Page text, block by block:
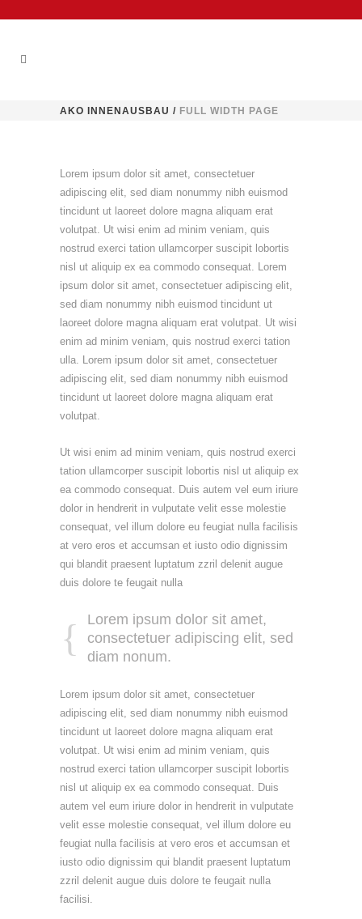
AKO INNENAUSBAU / FULL WIDTH PAGE
Lorem ipsum dolor sit amet, consectetuer
adipiscing elit, sed diam nonummy nibh euismod
tincidunt ut laoreet dolore magna aliquam erat
volutpat. Ut wisi enim ad minim veniam, quis
nostrud exerci tation ullamcorper suscipit lobortis
nisl ut aliquip ex ea commodo consequat. Lorem
ipsum dolor sit amet, consectetuer adipiscing elit,
sed diam nonummy nibh euismod tincidunt ut
laoreet dolore magna aliquam erat volutpat. Ut wisi
enim ad minim veniam, quis nostrud exerci tation
ulla. Lorem ipsum dolor sit amet, consectetuer
adipiscing elit, sed diam nonummy nibh euismod
tincidunt ut laoreet dolore magna aliquam erat
volutpat.
Ut wisi enim ad minim veniam, quis nostrud exerci
tation ullamcorper suscipit lobortis nisl ut aliquip ex
ea commodo consequat. Duis autem vel eum iriure
dolor in hendrerit in vulputate velit esse molestie
consequat, vel illum dolore eu feugiat nulla facilisis
at vero eros et accumsan et iusto odio dignissim
qui blandit praesent luptatum zzril delenit augue
duis dolore te feugait nulla
Lorem ipsum dolor sit amet,
consectetuer adipiscing elit, sed
diam nonum.
Lorem ipsum dolor sit amet, consectetuer
adipiscing elit, sed diam nonummy nibh euismod
tincidunt ut laoreet dolore magna aliquam erat
volutpat. Ut wisi enim ad minim veniam, quis
nostrud exerci tation ullamcorper suscipit lobortis
nisl ut aliquip ex ea commodo consequat. Duis
autem vel eum iriure dolor in hendrerit in vulputate
velit esse molestie consequat, vel illum dolore eu
feugiat nulla facilisis at vero eros et accumsan et
iusto odio dignissim qui blandit praesent luptatum
zzril delenit augue duis dolore te feugait nulla
facilisi.